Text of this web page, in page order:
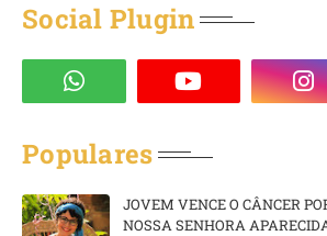
Social Plugin
Populares
JOVEM VENCE O CÂNCER
NOSSA SENHORA